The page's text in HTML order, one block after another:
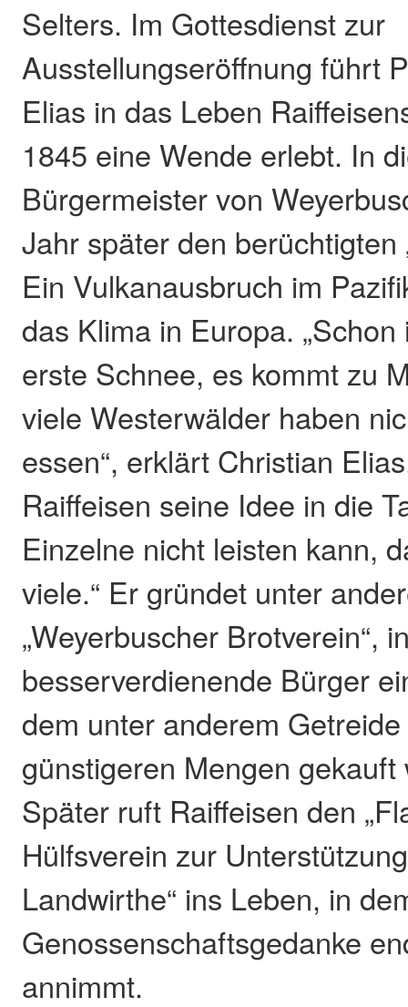
Selters. Im Gottesdienst zur
Ausstellungseröffnung führt
Elias in das Leben
1845 eine Wende erlebt. In
Bürgermeister von
Jahr später den berüchtigten
Ein Vulkanausbruch im
das Klima in Europa.
erste Schnee, es kommt zu
viele Westerwälder haben
essen“, erklärt Christian
Raiffeisen seine Idee in die
Einzelne nicht leisten kann,
viele.“ Er gründet unter
„Weyerbuscher Brotverein“,
besserverdienende Bürger
dem unter anderem
günstigeren Mengen
Später ruft Raiffeisen den
Hülfsverein zur
Landwirthe“ ins Leben, in
Genossenschaftsgedanke
annimmt.